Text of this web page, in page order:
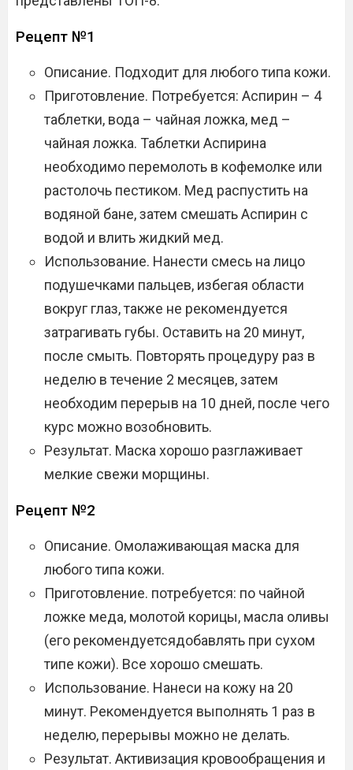
Рецепт №1
Описание. Подходит для любого типа кожи.
Приготовление. Потребуется: Аспирин – 4
таблетки, вода – чайная ложка, мед –
чайная ложка. Таблетки Аспирина
необходимо перемолоть в кофемолке или
растолочь пестиком. Мед распустить на
водяной бане, затем смешать Аспирин с
водой и влить жидкий мед.
Использование. Нанести смесь на лицо
подушечками пальцев, избегая области
вокруг глаз, также не рекомендуется
затрагивать губы. Оставить на 20 минут,
после смыть. Повторять процедуру раз в
неделю в течение 2 месяцев, затем
необходим перерыв на 10 дней, после чего
курс можно возобновить.
Результат. Маска хорошо разглаживает
мелкие свежи морщины.
Рецепт №2
Описание. Омолаживающая маска для
любого типа кожи.
Приготовление. потребуется: по чайной
ложке меда, молотой корицы, масла оливы
(его рекомендуетсядобавлять при сухом
типе кожи). Все хорошо смешать.
Использование. Нанеси на кожу на 20
минут. Рекомендуется выполнять 1 раз в
неделю, перерывы можно не делать.
Результат. Активизация кровообращения и